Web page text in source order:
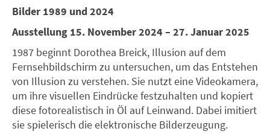
Bilder 1989 und 2024
Ausstellung 15. November 2024 – 27. Januar 2025
1987 beginnt Dorothea Breick, Illusion auf dem
Fernsehbildschirm zu untersuchen, um das Entstehen
von Illusion zu verstehen. Sie nutzt eine Videokamera,
um ihre visuellen Eindrücke festzuhalten und kopiert
diese fotorealistisch in Öl auf Leinwand. Dabei imitiert
sie spielerisch die elektronische Bilderzeugung.